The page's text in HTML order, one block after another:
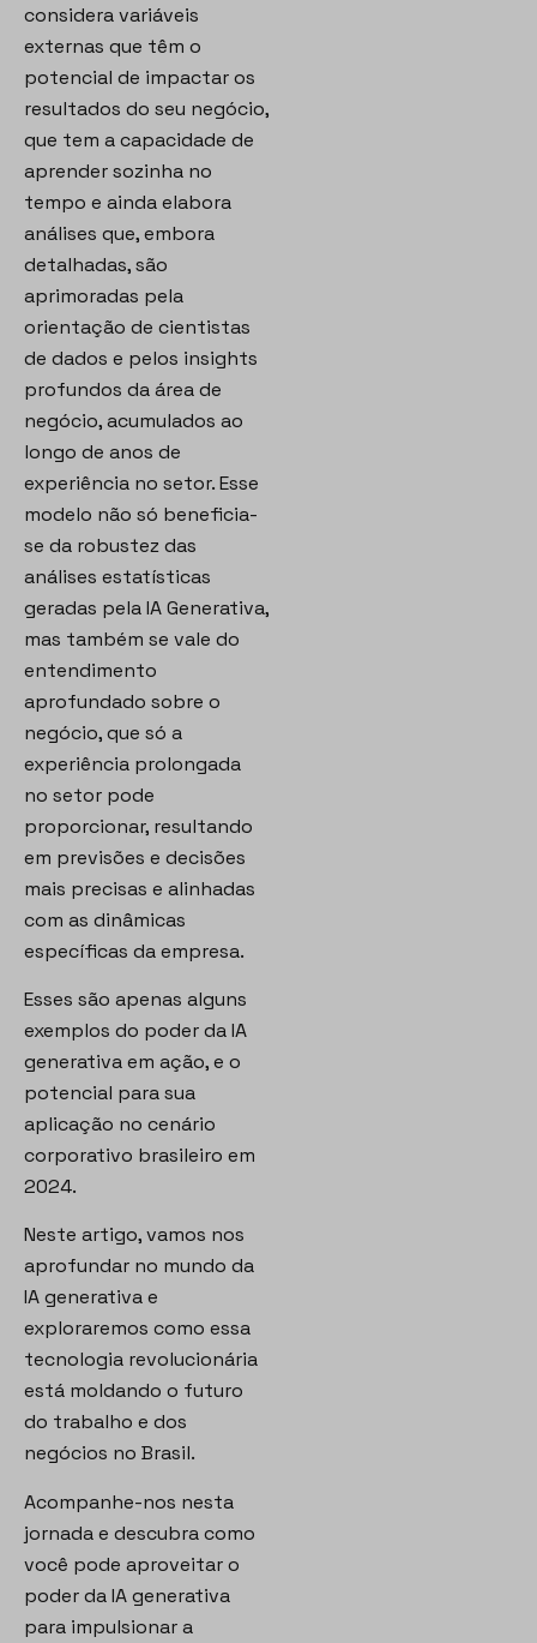
considera variáveis
externas que têm o
potencial de impactar os
resultados do seu negócio,
que tem a capacidade de
aprender sozinha no
tempo e ainda elabora
análises que, embora
detalhadas, são
aprimoradas pela
orientação de cientistas
de dados e pelos insights
profundos da área de
negócio, acumulados ao
longo de anos de
experiência no setor. Esse
modelo não só beneficia-
se da robustez das
análises estatísticas
geradas pela IA Generativa,
mas também se vale do
entendimento
aprofundado sobre o
negócio, que só a
experiência prolongada
no setor pode
proporcionar, resultando
em previsões e decisões
mais precisas e alinhadas
com as dinâmicas
específicas da empresa.
Esses são apenas alguns
exemplos do poder da IA
generativa em ação, e o
potencial para sua
aplicação no cenário
corporativo brasileiro em
2024.
Neste artigo, vamos nos
aprofundar no mundo da
IA generativa e
exploraremos como essa
tecnologia revolucionária
está moldando o futuro
do trabalho e dos
negócios no Brasil.
Acompanhe-nos nesta
jornada e descubra como
você pode aproveitar o
poder da IA generativa
para impulsionar a